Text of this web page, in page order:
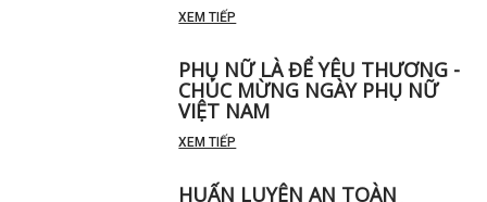
XEM TIẾP
PHỤ NỮ LÀ ĐỂ YÊU THƯƠNG -
CHÚC MỪNG NGÀY PHỤ NỮ
VIỆT NAM
XEM TIẾP
HUẤN LUYỆN AN TOÀN